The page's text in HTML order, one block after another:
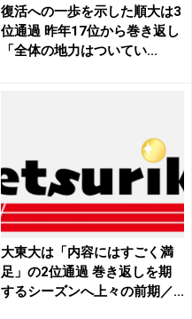
復活への一歩を示した順大は3
位通過 昨年17位から巻き返し
「全体の地力はついてい...
大東大は「内容にはすごく満
足」の2位通過 巻き返しを期
するシーズンへ上々の前期／...